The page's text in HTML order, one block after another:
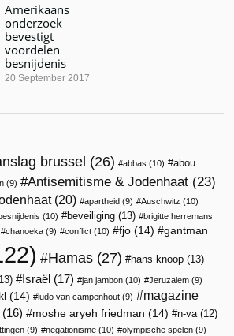
Amerikaans
onderzoek
bevestigt
voordelen
besnijdenis
20 September 2017
brussel (26) abbas (10)
abou
(9) Antisemitisme & Jodenhaat (23)
(20) apartheid (9) Auschwitz (10)
(10) beveiliging (13)
brigitte herremans
chanoeka (9) conflict (10) fjo (14) gantman
Hamas (27) hans knoop (13)
Israël (17) jan jambon (10) Jeruzalem (9)
(14) ludo van campenhout (9)
magazine
(16) moshe aryeh friedman (14) n-va(12)
(9) negationisme (10) olympische spelen (9)